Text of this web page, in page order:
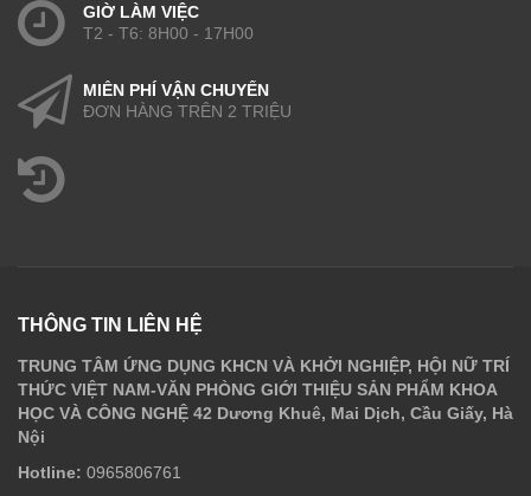
GIỜ LÀM VIỆC
T2 - T6: 8H00 - 17H00
MIỄN PHÍ VẬN CHUYỂN
ĐƠN HÀNG TRÊN 2 TRIỆU
THÔNG TIN LIÊN HỆ
TRUNG TÂM ỨNG DỤNG KHCN VÀ KHỞI NGHIỆP, HỘI NỮ TRÍ
THỨC VIỆT NAM-VĂN PHÒNG GIỚI THIỆU SẢN PHẨM KHOA
HỌC VÀ CÔNG NGHỆ 42 Dương Khuê, Mai Dịch, Cầu Giấy, Hà
Nội
Hotline: 0965806761